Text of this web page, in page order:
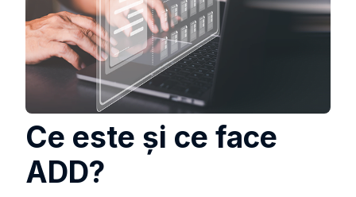
Ce este şi ce face
ADD?